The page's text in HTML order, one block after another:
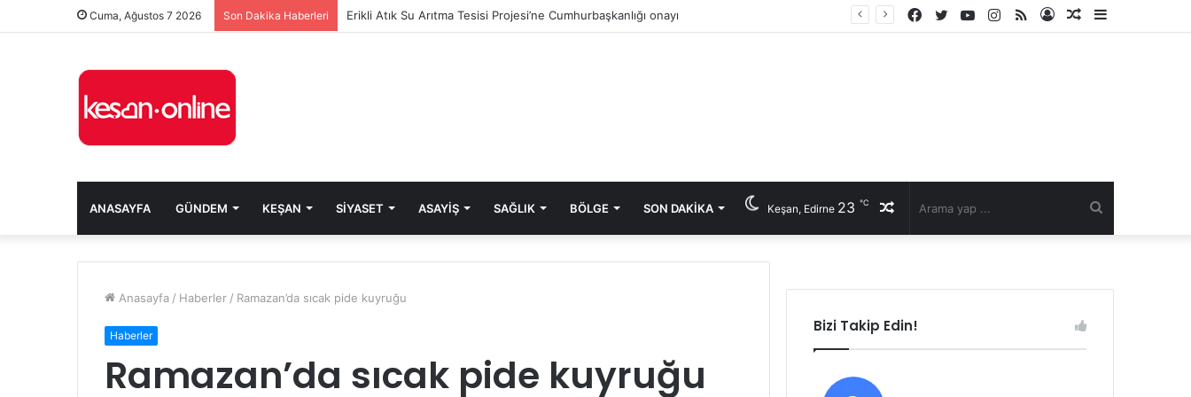
Cuma, Ağustos 7 2026 Son Dakika Haberleri Erikli Atık Su Arıtma Tesisi Projesi’ne Cumhurbaşkanlığı onayı
Rastgele
Kayıt
RSS
Instagram
YouTube
Twitter
Facebook
ANASAYFA GÜNDEM KEŞAN SIYASET ASAYIŞ SAĞLIK BÖLGE SON DAKIKA Rastgele
Keşan, Edirne 23 ℃
Anasayfa / Haberler / Ramazan’da sıcak pide kuyruğu
Haberler
Ramazan’da sıcak pide kuyruğu
Bizi Takip Edin!